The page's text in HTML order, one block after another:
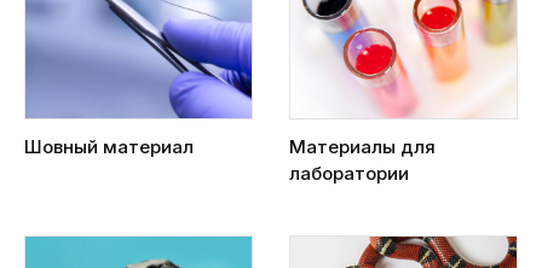
Шовный материал
Материалы для
лаборатории